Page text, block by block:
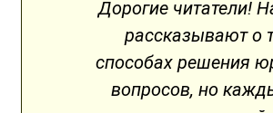
Дорогие читатели!
рассказывают о
способах решения
вопросов, но